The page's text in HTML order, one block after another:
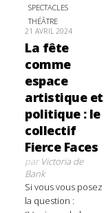
SPECTACLES
THÉÂTRE
21 AVRIL 2024
La fête
comme
espace
artistique et
politique : le
collectif
Fierce Faces
parVictoria de
Bank
Si vous vous posez
la question :